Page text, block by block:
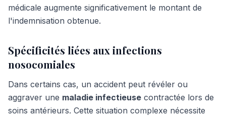
médicale augmente significativement le montant de
l'indemnisation obtenue.
Spécificités liées aux infections
nosocomiales
Dans certains cas, un accident peut révéler ou
aggraver une maladie infectieuse contractée lors de
soins antérieurs. Cette situation complexe nécessite